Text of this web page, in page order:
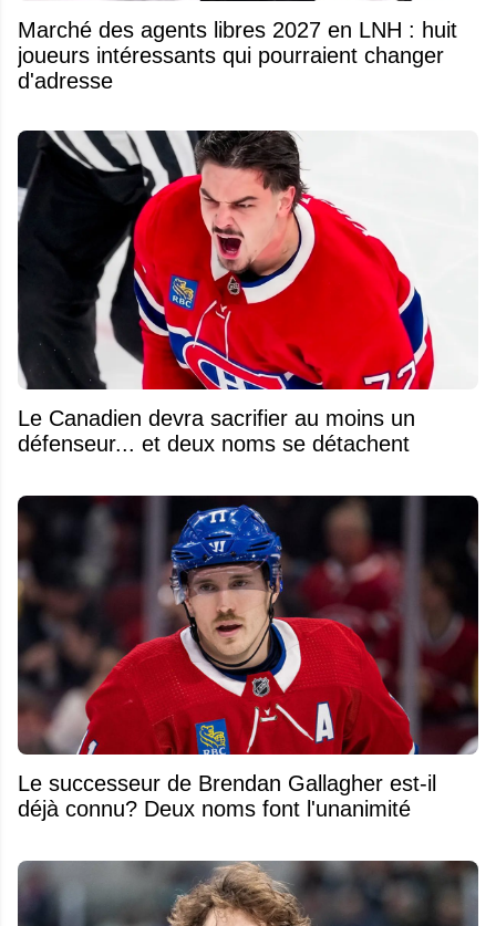
Marché des agents libres 2027 en LNH : huit
joueurs intéressants qui pourraient changer
d'adresse
Le Canadien devra sacrifier au moins un
défenseur... et deux noms se détachent
Le successeur de Brendan Gallagher est-il
déjà connu? Deux noms font l'unanimité